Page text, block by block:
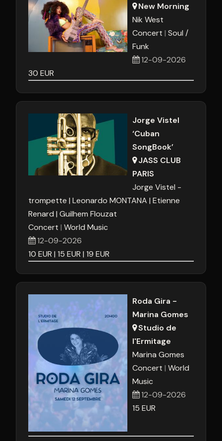
New Morning
Nik West
Concert Soul /
Funk
12-09-2026
30 EUR
Jorge Vistel
‘Cuban
SongBook’
JASS CLUB
PARIS
Jorge Vistel -
trompette Leonardo MONTANA Etienne
Renard Guilhem Flouzat
Concert World Music
12-09-2026
10 EUR 15 EUR 19 EUR
Roda Gira -
Marina Gomes
Studio de
l'Ermitage
Marina Gomes
Concert World
Music
12-09-2026
15 EUR